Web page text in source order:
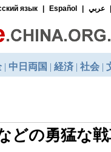
どの勇猛な